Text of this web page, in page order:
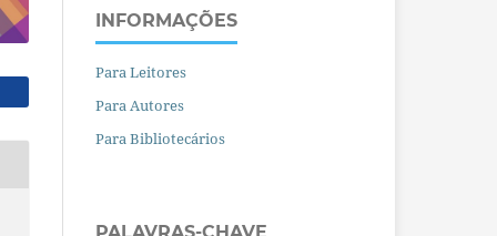
INFORMAÇÕES
Para Leitores
Para Autores
Para Bibliotecários